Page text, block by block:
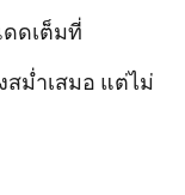
ดเต็มที่
สม่ำเสมอ แต่ไม่